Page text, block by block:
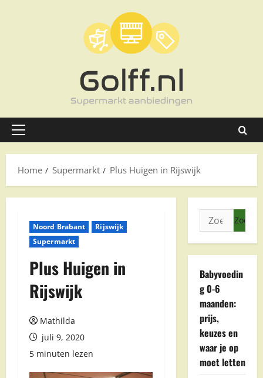
Primair
Home
Supermarkt Plus Huigen in Rijswijk
Noord Brabant
Rijswijk
Supermarkt
Plus Huigen in
Rijswijk
Mathilda
juli 9, 2020
5 minuten lezen
Zoeken
naar:
Babyvoedin
g 0-6
maanden:
prijs,
keuzes en
waar je op
moet letten